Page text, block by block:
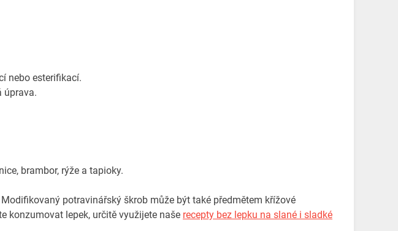
nebo esterifikací.
úprava.
brambor, rýže a tapioky.
potravinářský škrob může být také předmětem křížové
konzumovat lepek, určitě využijete naše recepty bez lepku na slané i sladké